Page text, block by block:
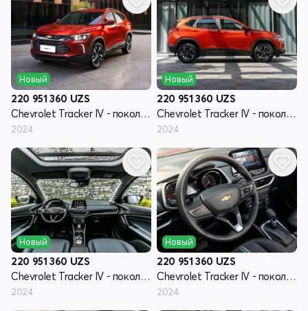
Новый
220 951 360 UZS
Chevrolet Tracker IV - поколение
2024
Новый
220 951 360 UZS
Chevrolet Tracker IV - поколение
2024
Новый
220 951 360 UZS
Chevrolet Tracker IV - поколение
2024
Новый
220 951 360 UZS
Chevrolet Tracker IV - поколение
2024